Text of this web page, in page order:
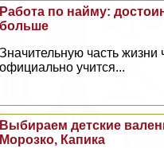
Работа по найму:
больше
Значительную часть жизни
официально учится...
Выбираем детские
Морозко, Капика